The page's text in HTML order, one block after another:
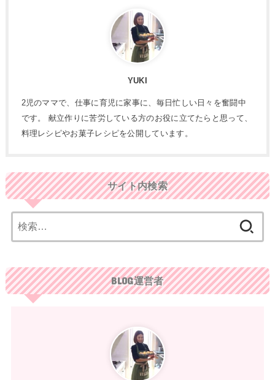
YUKI
2児のママで、仕事に育児に家事に、毎日忙しい日々を奮闘中
です。 献立作りに苦労している方のお役に立てたらと思って、
料理レシピやお菓子レシピを公開しています。
サイト内検索
索:
BLOG運営者